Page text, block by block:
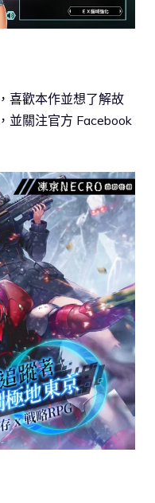
喜歡本作並想了解故
並關注官方 Facebook